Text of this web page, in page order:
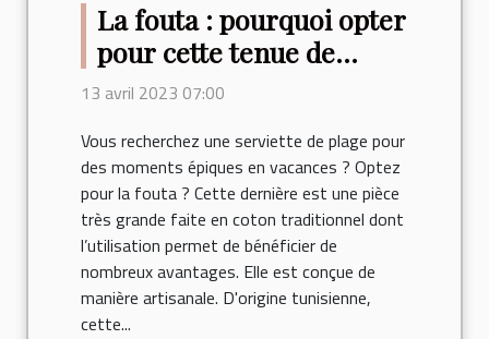
La fouta : pourquoi opter
pour cette tenue de
plage ?
13 avril 2023 07:00
Vous recherchez une serviette de plage pour
des moments épiques en vacances ? Optez
pour la fouta ? Cette dernière est une pièce
très grande faite en coton traditionnel dont
l’utilisation permet de bénéficier de
nombreux avantages. Elle est conçue de
manière artisanale. D'origine tunisienne,
cette...